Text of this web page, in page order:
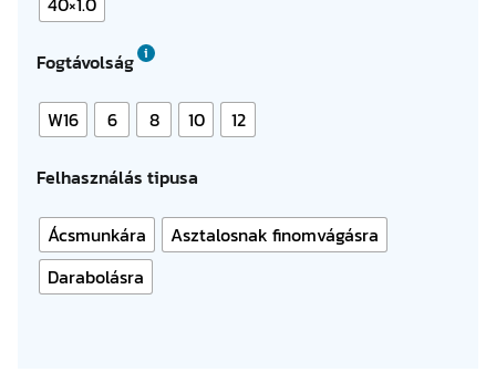
Fogtávolság
W16 6 8 10 12
Felhasználás tipusa
Ácsmunkára
Asztalosnak finomvágásra
Darabolásra